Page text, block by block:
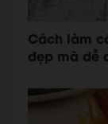
Cách làm
đẹp mà dễ